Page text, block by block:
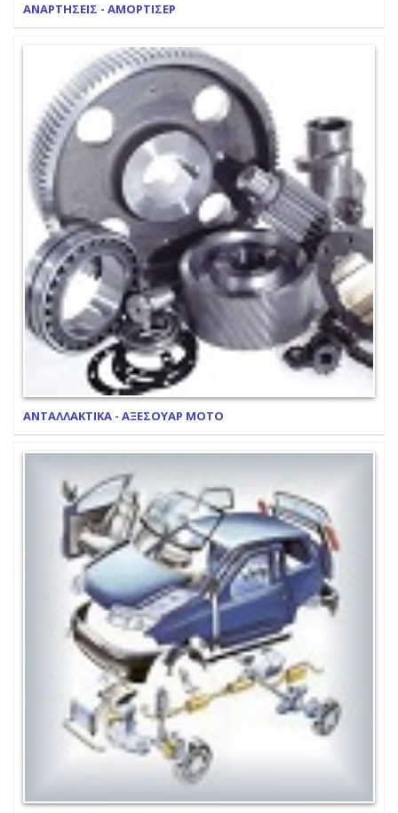
ΑΝΑΡΤΗΣΕΙΣ - ΑΜΟΡΤΙΣΕΡ
ΑΝΤΑΛΛΑΚΤΙΚΑ - ΑΞΕΣΟΥΑΡ ΜΟΤΟ